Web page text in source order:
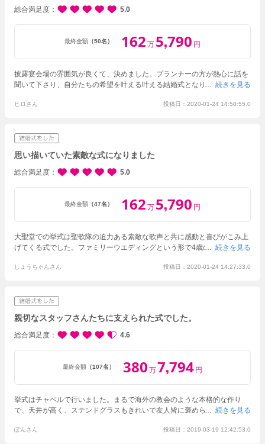
総合満足度 5.0
最終金額 （50名） 162 万 5,790 円
披露宴会場の雰囲気が良くて、決めました。プランナーの方が熱心に話を
聞いて下さり、自分たちの希望を叶える叶える結婚式となりました。ファ
りも高くなってしまうのが心配でしたが、色々と相談したり、必要ないこ
た。打ち合わせもしっかりと行い、心配な点はないか、不安な点はない
当日も、様々なスタッフの方々が、心配りをしてくれて、安心して式に臨
むことができたので、大満足です。
続きを見る
ヒロさん 投稿日：2020-01-24 14:58:55.0
思い描いていた素敵な式になりました
総合満足度 5.0
最終金額 （47名） 162 万 5,790 円
大聖堂での挙式は聖歌隊の迫力ある素敵な歌声と共に感動と喜びがこみ上
げてくる式でした。ファミリーウエディングという形で4歳の娘と1歳の息
さり安心しました。プランナーの方が熱心に話を聞いて下さり、自分たち
り変わらず、工夫次第で、金額を抑えたりできるものだなと感じました。
チュラルな雰囲気で居心地が良かったです。キッズスペースを作って頂
き、参加した子どもたちも飽きずに過ごすことができました。
続きを見る
しょうちゃんさん 投稿日：2020-01-24 14:27:33.0
親切なスタッフさんたちに支えられた式でした。
総合満足度 4.6
最終金額 （107名） 380 万7,794 円
挙式はチャペルで行いました。まるで海外の教会のような本格的な作り
で、天井が高く、ステンドグラスもきれいで友人皆に褒められました。挙
披露宴ではお料理がとても美味しく、食べられない分は披露宴後着替え室
続きを見る
ぽんさん 投稿日：2019-03-19 12:42:53.0